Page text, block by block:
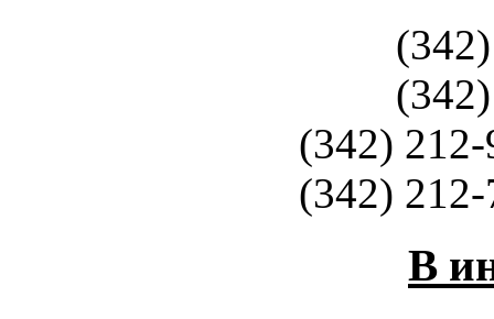
(342)
(342)
В